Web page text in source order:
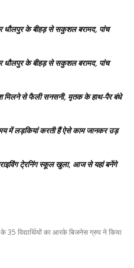
धौलपुर के बीहड़ से सकुशल बरामद, पांच
धौलपुर के बीहड़ से सकुशल बरामद, पांच
मिलने से फैली सनसनी, मृतक के हाथ-पैर बंधे
में लड़कियां करती हैं ऐसे काम जानकर उड़
टे्रनिंग स्कूल खुला, आज से यहां बनेंगे